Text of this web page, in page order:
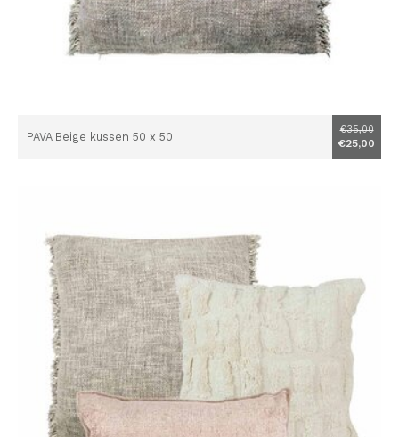
PAVA Beige kussen 50 x 50
€35,00
€25,00